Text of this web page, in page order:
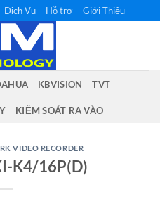
Dịch Vụ Hỗ trợ Giới Thiệu
KBVISION TVT
KIỂM SOÁT RA VÀO
VIDEO RECORDER
K4/16P(D)